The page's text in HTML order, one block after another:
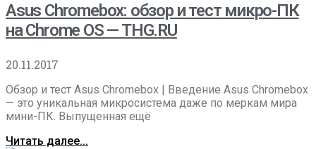
Asus Chromebox: обзор и тест микро-ПК
на Chrome OS — THG.RU
20.11.2017
Обзор и тест Asus Chromebox | Введение Asus Chromebox
— это уникальная микросистема даже по меркам мира
мини-ПК. Выпущенная ещё
Читать далее...